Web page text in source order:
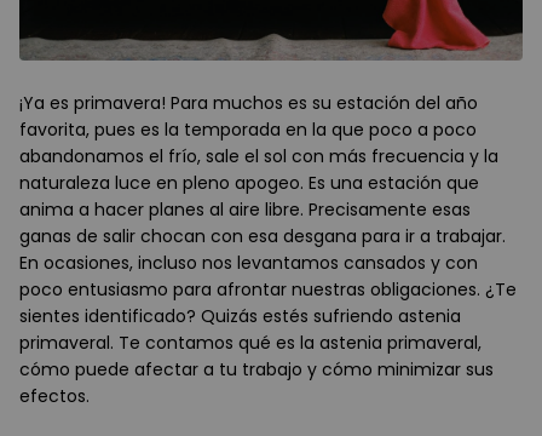
¡Ya es primavera! Para muchos es su estación del año
favorita, pues es la temporada en la que poco a poco
abandonamos el frío, sale el sol con más frecuencia y la
naturaleza luce en pleno apogeo. Es una estación que
anima a hacer planes al aire libre. Precisamente esas
ganas de salir chocan con esa desgana para ir a trabajar.
En ocasiones, incluso nos levantamos cansados y con
poco entusiasmo para afrontar nuestras obligaciones. ¿Te
sientes identificado? Quizás estés sufriendo astenia
primaveral. Te contamos qué es la astenia primaveral,
cómo puede afectar a tu trabajo y cómo minimizar sus
efectos.